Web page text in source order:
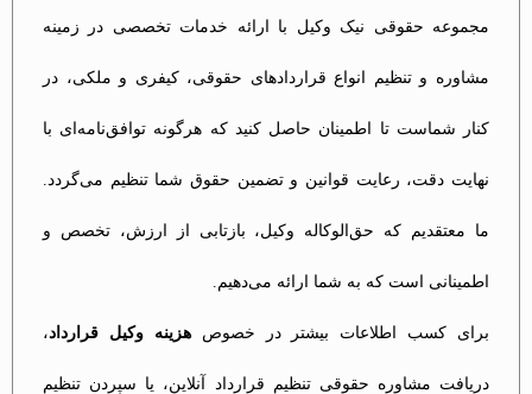
مجموعه حقوقی نیک وکیل با ارائه خدمات تخصصی در زمینه
مشاوره و تنظیم انواع قراردادهای حقوقی، کیفری و ملکی، در
کنار شماست تا اطمینان حاصل کنید که هرگونه توافق‌نامه‌ای با
نهایت دقت، رعایت قوانین و تضمین حقوق شما تنظیم می‌گردد.
ما معتقدیم که حق‌الوکاله وکیل، بازتابی از ارزش، تخصص و
اطمینانی است که به شما ارائه می‌دهیم.
برای کسب اطلاعات بیشتر در خصوصهزینه وکیل قرارداد،
دریافت مشاوره حقوقی تنظیم قرارداد آنلاین، یا سپردن تنظیم